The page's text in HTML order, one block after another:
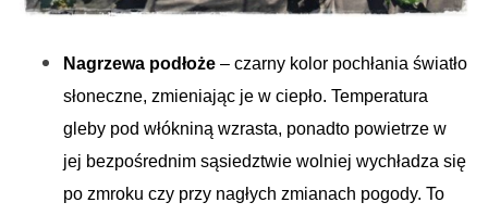
Nagrzewa podłoże– czarny kolor pochłania światło
słoneczne, zmieniając je w ciepło. Temperatura
gleby pod włókniną wzrasta, ponadto powietrze w
jej bezpośrednim sąsiedztwie wolniej wychładza się
po zmroku czy przy nagłych zmianach pogody. To